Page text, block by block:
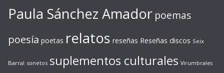
Paula Sánchez Amador poemas
poesía poetas relatos reseñas Reseñas discos Seix
Barral sonetos suplementos culturales Virumbrales